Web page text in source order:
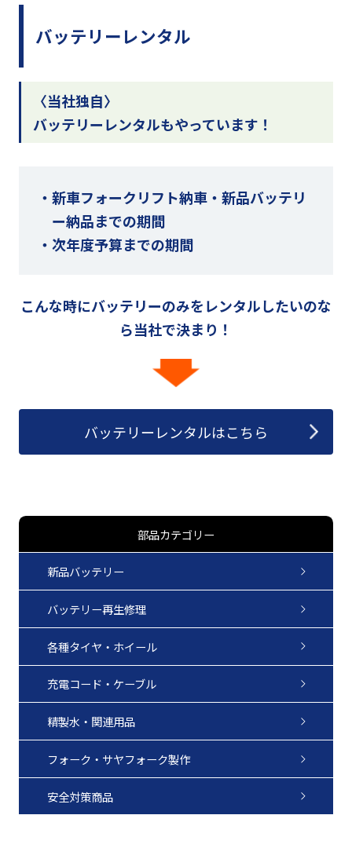
バッテリーレンタル
〈当社独自〉
バッテリーレンタルもやっています！
新車フォークリフト納車・新品バッテリ
ー納品までの期間
次年度予算までの期間
こんな時にバッテリーのみをレンタルしたいのな
ら当社で決まり！
バッテリーレンタルはこちら
部品カテゴリー
新品バッテリー
バッテリー再生修理
各種タイヤ・ホイール
充電コード・ケーブル
精製水・関連用品
フォーク・サヤフォーク製作
安全対策商品